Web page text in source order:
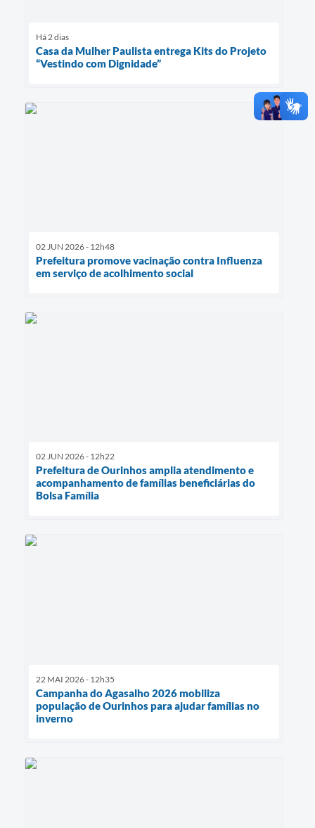
Há 2 dias
Casa da Mulher Paulista entrega Kits do Projeto
“Vestindo com Dignidade”
02 JUN 2026 - 12h48
Prefeitura promove vacinação contra Influenza
em serviço de acolhimento social
02 JUN 2026 - 12h22
Prefeitura de Ourinhos amplia atendimento e
acompanhamento de famílias beneficiárias do
Bolsa Família
22 MAI 2026 - 12h35
Campanha do Agasalho 2026 mobiliza
população de Ourinhos para ajudar famílias no
inverno